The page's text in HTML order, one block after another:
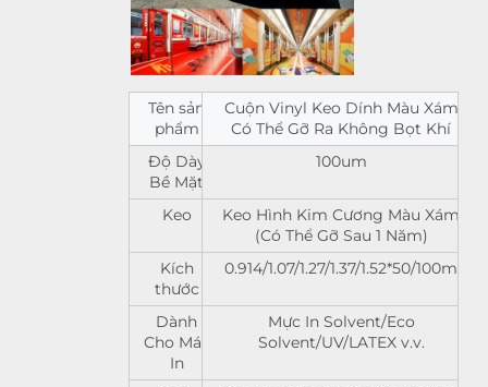
Tên sản
phẩm
Cuộn Vinyl Keo Dính Màu Xám
Có Thể Gỡ Ra Không Bọt Khí
Độ Dày
Bề Mặt
100um
Keo
Keo Hình Kim Cương Màu Xám
(Có Thể Gỡ Sau 1 Năm)
Kích
thước
0.914/1.07/1.27/1.37/1.52*50/100m
Dành
Cho Máy
In
Mực In Solvent/Eco
Solvent/UV/LATEX v.v.